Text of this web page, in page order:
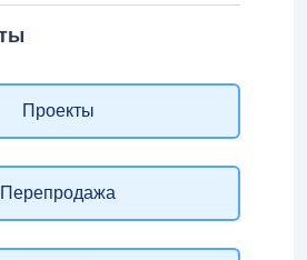
Проекты
Перепродажа